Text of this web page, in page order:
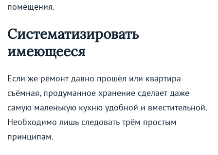
помещения.
Систематизировать
имеющееся
Если же ремонт давно прошёл или квартира
съёмная, продуманное хранение сделает даже
самую маленькую кухню удобной и вместительной.
Необходимо лишь следовать трём простым
принципам.